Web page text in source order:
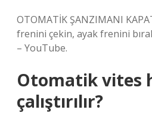
OTOMATİK ŞANZIMANI
frenini çekin, ayak frenini
– YouTube.
Otomatik vites
çalıştırılır?